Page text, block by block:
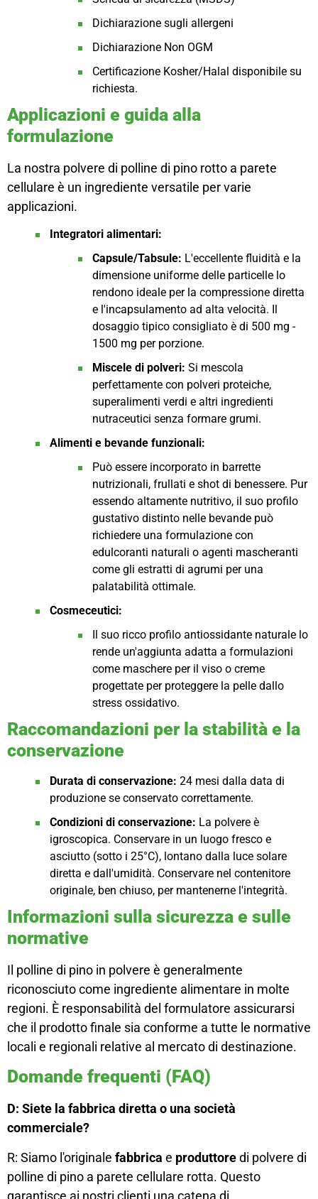
Dichiarazione sugli allergeni
Dichiarazione Non OGM
Certificazione Kosher/Halal disponibile su
richiesta.
Applicazioni e guida alla
formulazione
La nostra polvere di polline di pino rotto a parete
cellulare è un ingrediente versatile per varie
applicazioni.
Integratori alimentari:
Capsule/Tabsule: L'eccellente fluidità e la
dimensione uniforme delle particelle lo
rendono ideale per la compressione diretta
e l'incapsulamento ad alta velocità. Il
dosaggio tipico consigliato è di 500 mg -
1500 mg per porzione.
Miscele di polveri: Si mescola
perfettamente con polveri proteiche,
superalimenti verdi e altri ingredienti
nutraceutici senza formare grumi.
Alimenti e bevande funzionali:
Può essere incorporato in barrette
nutrizionali, frullati e shot di benessere. Pur
essendo altamente nutritivo, il suo profilo
gustativo distinto nelle bevande può
richiedere una formulazione con
edulcoranti naturali o agenti mascheranti
come gli estratti di agrumi per una
palatabilità ottimale.
Cosmeceutici:
Il suo ricco profilo antiossidante naturale lo
rende un'aggiunta adatta a formulazioni
come maschere per il viso o creme
progettate per proteggere la pelle dallo
stress ossidativo.
Raccomandazioni per la stabilità e la
conservazione
Durata di conservazione: 24 mesi dalla data di
produzione se conservato correttamente.
Condizioni di conservazione: La polvere è
igroscopica. Conservare in un luogo fresco e
asciutto (sotto i 25°C), lontano dalla luce solare
diretta e dall'umidità. Conservare nel contenitore
originale, ben chiuso, per mantenerne l'integrità.
Informazioni sulla sicurezza e sulle
normative
Il polline di pino in polvere è generalmente
riconosciuto come ingrediente alimentare in molte
regioni. È responsabilità del formulatore assicurarsi
che il prodotto finale sia conforme a tutte le normative
locali e regionali relative al mercato di destinazione.
Domande frequenti (FAQ)
D: Siete la fabbrica diretta o una società
commerciale?
R: Siamo l'originale fabbrica e produttoredi polvere di
polline di pino a parete cellulare rotta. Questo
garantisce ai nostri clienti una catena di